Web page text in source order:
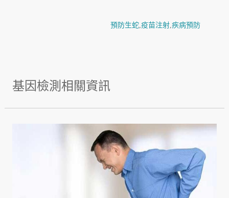
預防生蛇, 疫苗注射, 疾病預防
基因檢測相關資訊